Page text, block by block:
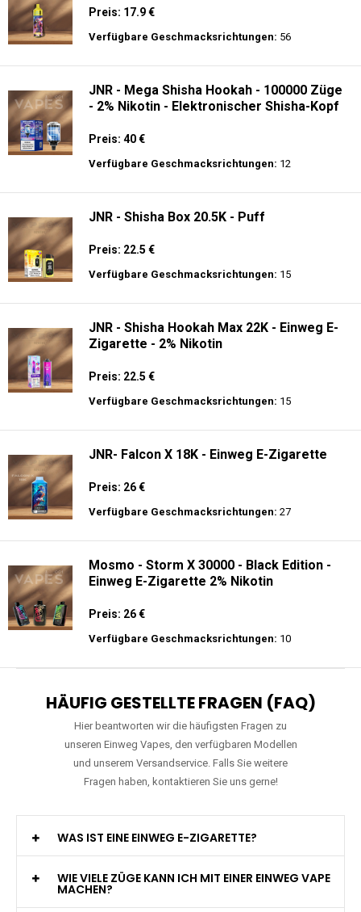
Preis: 17.9 €
Verfügbare Geschmacksrichtungen: 56
JNR - Mega Shisha Hookah - 100000 Züge
- 2% Nikotin - Elektronischer Shisha-Kopf
Preis: 40 €
Verfügbare Geschmacksrichtungen: 12
JNR - Shisha Box 20.5K - Puff
Preis: 22.5 €
Verfügbare Geschmacksrichtungen: 15
JNR - Shisha Hookah Max 22K - Einweg E-
Zigarette - 2% Nikotin
Preis: 22.5 €
Verfügbare Geschmacksrichtungen: 15
JNR- Falcon X 18K - Einweg E-Zigarette
Preis: 26 €
Verfügbare Geschmacksrichtungen: 27
Mosmo - Storm X 30000 - Black Edition -
Einweg E-Zigarette 2% Nikotin
Preis: 26 €
Verfügbare Geschmacksrichtungen: 10
HÄUFIG GESTELLTE FRAGEN (FAQ)
Hier beantworten wir die häufigsten Fragen zu
unseren Einweg Vapes, den verfügbaren Modellen
und unserem Versandservice. Falls Sie weitere
Fragen haben, kontaktieren Sie uns gerne!
WAS IST EINE EINWEG E-ZIGARETTE?
WIE VIELE ZÜGE KANN ICH MIT EINER EINWEG VAPE
MACHEN?